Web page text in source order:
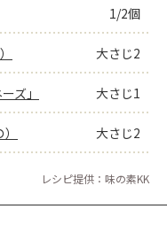
1/2個
大さじ2
ズ」 大さじ1
大さじ2
レシピ提供：味の素KK